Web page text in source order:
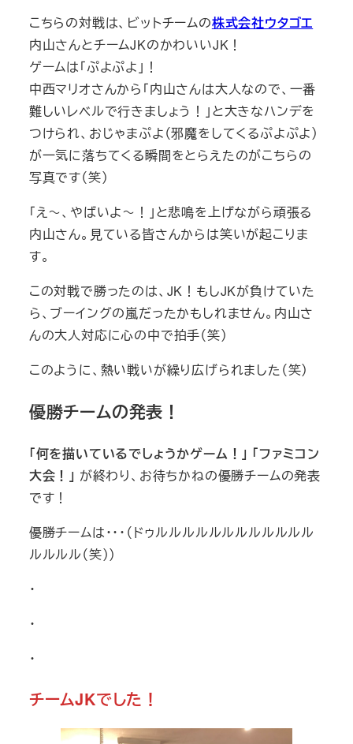
こちらの対戦は、ビットチームの株式会社ウタゴエ
内山さんとチームJKのかわいいJK！
ゲームは「ぷよぷよ」！
中西マリオさんから「内山さんは大人なので、一番
難しいレベルで行きましょう！」と大きなハンデを
つけられ、おじゃまぷよ（邪魔をしてくるぷよぷよ）
が一気に落ちてくる瞬間をとらえたのがこちらの
写真です（笑）
「え～、やばいよ～！」と悲鳴を上げながら頑張る
内山さん。見ている皆さんからは笑いが起こりま
す。
この対戦で勝ったのは、JK！もしJKが負けていた
ら、ブーイングの嵐だったかもしれません。内山さ
んの大人対応に心の中で拍手（笑）
このように、熱い戦いが繰り広げられました（笑）
優勝チームの発表！
「何を描いているでしょうかゲーム！」 「ファミコン
大会！」 が終わり、お待ちかねの優勝チームの発表
です！
優勝チームは･･･（ドゥルルルルルルルルルルルル
ルルルル（笑））
・
・
・
チームJKでした！